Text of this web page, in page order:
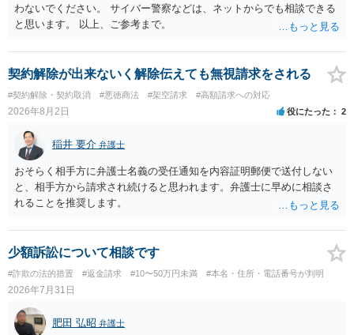
わないでください。 サイバー警察などは、ネットからでも相談できる
と思います。 以上、ご参考まで。
契約解除が出来ないく解除伝えても無視請求をされる
#契約解除・契約取消 #悪徳商法 #架空請求 #高額請求への対応
2026年8月2日 役にたった 2
稲井 要介 弁護士
おそらく相手方に弁護士名義の受任通知を内容証明郵便で送付しない
と、相手方から請求され続けると思われます。弁護士に早めに相談さ
れることを推奨します。
少額訴訟について相談です
#詐欺の法的措置 #返金請求 #10〜50万円未満 #本名・住所・電話番号が判明
2026年7月31日
肥田 弘昭 弁護士